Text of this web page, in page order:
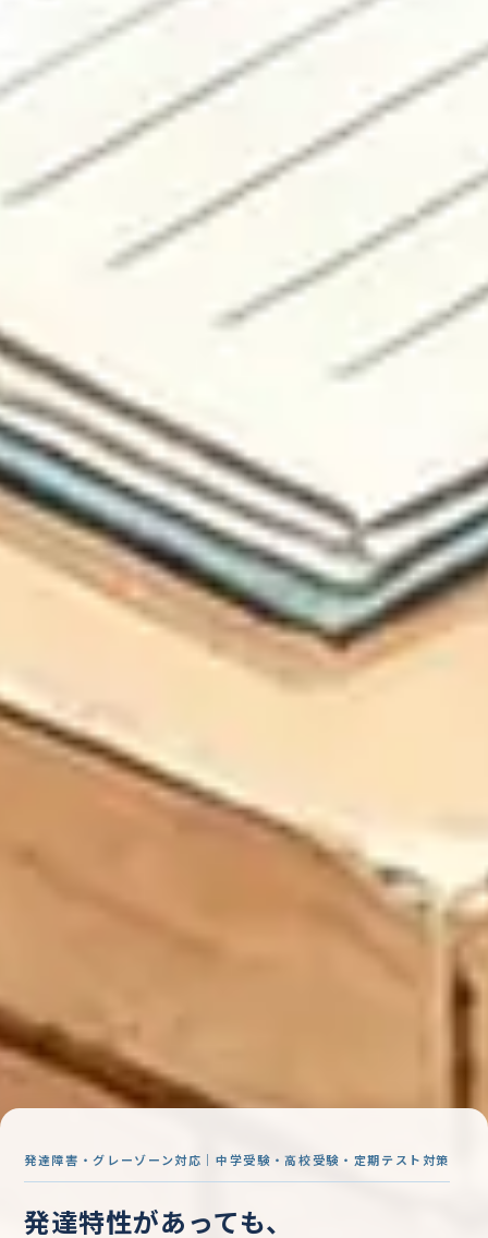
発達障害・グレーゾーン対応｜中学受験・高校受験・定期テスト対策
発達特性があっても、